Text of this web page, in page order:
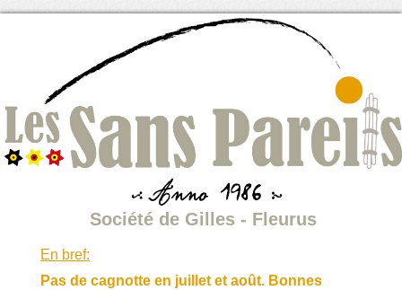
Société de Gilles - Fleurus
En bref:
Pas de cagnotte en juillet et août. Bonnes